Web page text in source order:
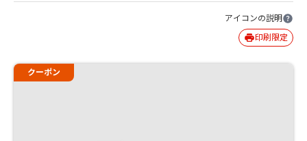
アイコンの説明
印刷限定
クーポン